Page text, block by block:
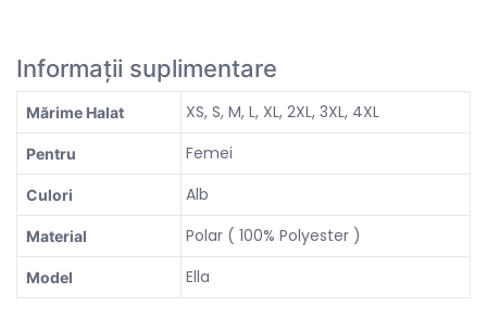
Informații suplimentare
Mărime Halat XS, S, M, L, XL, 2XL, 3XL, 4XL
Pentru Femei
Culori Alb
Material Polar ( 100% Polyester )
Model Ella